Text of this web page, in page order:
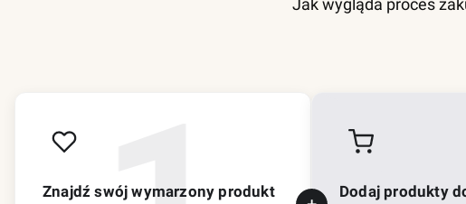
Jak wygląda proces
Znajdź swój wymarzony produkt Dodaj produkty